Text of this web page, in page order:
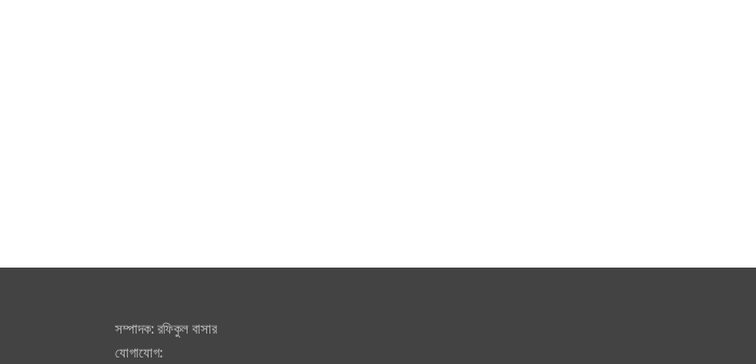
সম্পাদক: রফিকুল বাসার
যোগাযোগ: